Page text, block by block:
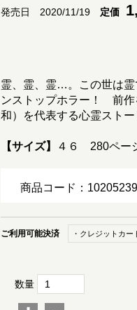
発売日 2020/11/19 定価
霊、霊、霊…。この世は霊
ンストップホラー！ 前
和）を代表する心霊スト
【サイズ】 ４６ 280ペー
商品コード：
ご利用可能決済 ・クレジットカー
数量